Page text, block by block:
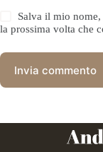
Salva il mio
la prossima volta che
Invia commento